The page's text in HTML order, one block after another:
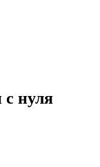
нуля